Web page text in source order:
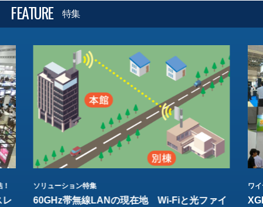
FEATURE 特集
レ
ソリューション特集
60GHz帯無線LANの現在地 Wi-Fiと光ファイ
ワ